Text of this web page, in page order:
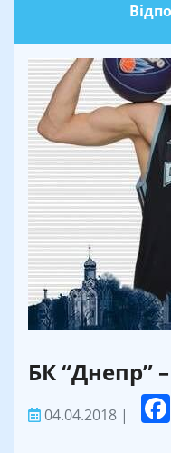
БК “Днепр”
04.04.2018 |